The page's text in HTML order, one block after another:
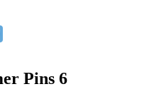
Pins 6